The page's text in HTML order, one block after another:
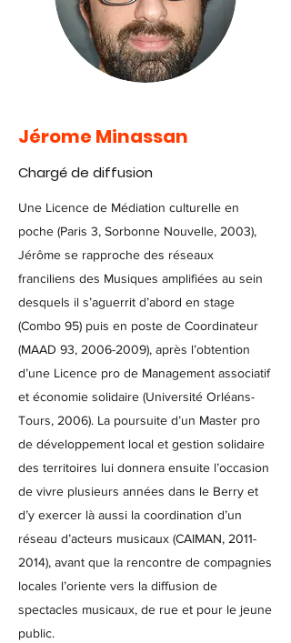
Jérome Minassan
Chargé de diffusion
Une Licence de Médiation culturelle en
poche (Paris 3, Sorbonne Nouvelle, 2003),
Jérôme se rapproche des réseaux
franciliens des Musiques amplifiées au sein
desquels il s’aguerrit d’abord en stage
(Combo 95) puis en poste de Coordinateur
(MAAD 93, 2006-2009), après l’obtention
d’une Licence pro de Management associatif
et économie solidaire (Université Orléans-
Tours, 2006). La poursuite d’un Master pro
de développement local et gestion solidaire
des territoires lui donnera ensuite l’occasion
de vivre plusieurs années dans le Berry et
d’y exercer là aussi la coordination d’un
réseau d’acteurs musicaux (CAIMAN, 2011-
2014), avant que la rencontre de compagnies
locales l’oriente vers la diffusion de
spectacles musicaux, de rue et pour le jeune
public.